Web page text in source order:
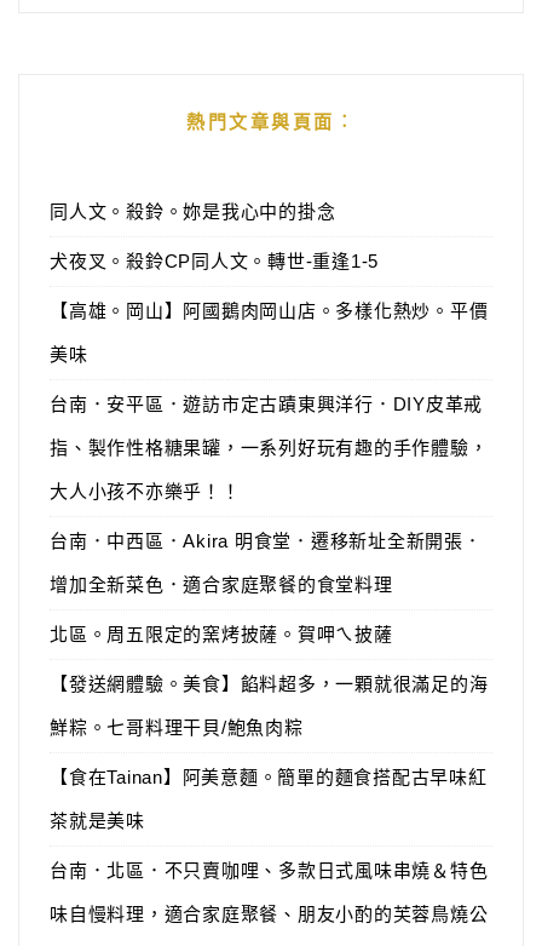
熱門文章與頁面︰
同人文。殺鈴。妳是我心中的掛念
犬夜叉。殺鈴CP同人文。轉世-重逢1-5
【高雄。岡山】阿國鵝肉岡山店。多樣化熱炒。平價
美味
台南．安平區．遊訪市定古蹟東興洋行．DIY皮革戒
指、製作性格糖果罐，一系列好玩有趣的手作體驗，
大人小孩不亦樂乎！！
台南．中西區．Akira 明食堂．遷移新址全新開張．
增加全新菜色．適合家庭聚餐的食堂料理
北區。周五限定的窯烤披薩。賀呷ㄟ披薩
【發送網體驗。美食】餡料超多，一顆就很滿足的海
鮮粽。七哥料理干貝/鮑魚肉粽
【食在Tainan】阿美意麵。簡單的麵食搭配古早味紅
茶就是美味
台南．北區．不只賣咖哩、多款日式風味串燒＆特色
味自慢料理，適合家庭聚餐、朋友小酌的芙蓉鳥燒公